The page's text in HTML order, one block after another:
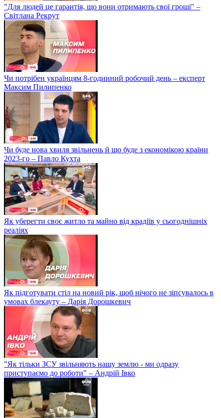
"Для людей це гарантія, що вони отримають свої гроші" –
Світлана Рекрут
Чи потрібен українцям 8-годинний робочий день – експерт
Максим Пилипенко
Чи буде нова хвиля звільнень й що буде з економікою країни
2023-го – Павло Кухта
Як уберегти своє житло та майно від крадіїв у сьогоднішніх
реаліях
Як підготувати стіл на новий рік, щоб нічого не зіпсувалось в
умовах блекауту – Дарія Дорошкевич
"Як тільки ЗСУ звільняють нашу землю - ми одразу
приступаємо до роботи" – Андрій Івко